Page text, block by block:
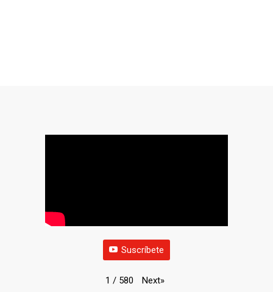
Suscríbete
1 / 580 Next»